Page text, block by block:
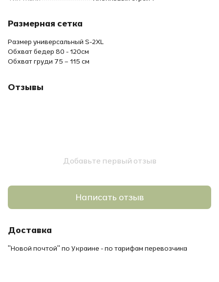
Размерная сетка
Размер универсальный S-2XL
Обхват бедер 80 - 120см
Обхват груди 75 – 115 см
Отзывы
Добавьте первый отзыв
Написать отзыв
Доставка
"Новой почтой" по Украине - по тарифам перевозчика